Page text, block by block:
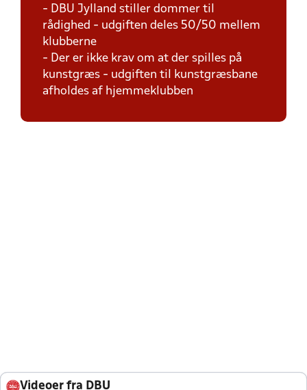
- DBU Jylland stiller dommer til
rådighed - udgiften deles 50/50 mellem
klubberne
- Der er ikke krav om at der spilles på
kunstgræs - udgiften til kunstgræsbane
afholdes af hjemmeklubben
Videoer fra DBU